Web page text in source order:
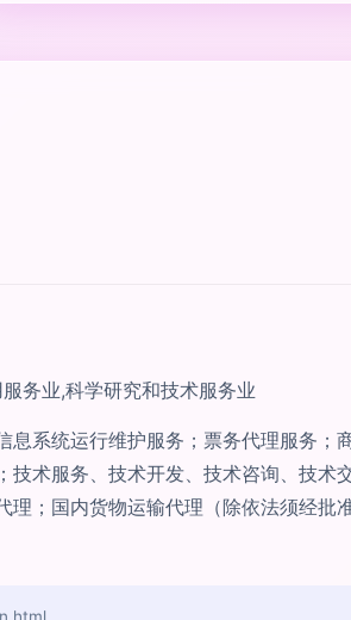
务业,科学研究和技术服务业
系统运行维护服务；票务代理服务；
术服务、技术开发、技术咨询、技术
；国内货物运输代理（除依法须经批